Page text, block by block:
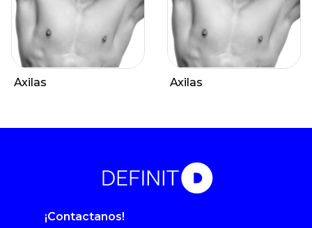
Axilas Axilas
¡Contactanos!